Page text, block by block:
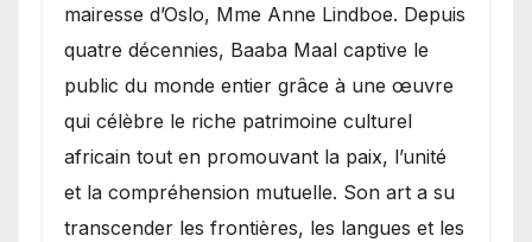
mairesse d’Oslo, Mme Anne Lindboe. Depuis
quatre décennies, Baaba Maal captive le
public du monde entier grâce à une œuvre
qui célèbre le riche patrimoine culturel
africain tout en promouvant la paix, l’unité
et la compréhension mutuelle. Son art a su
transcender les frontières, les langues et les